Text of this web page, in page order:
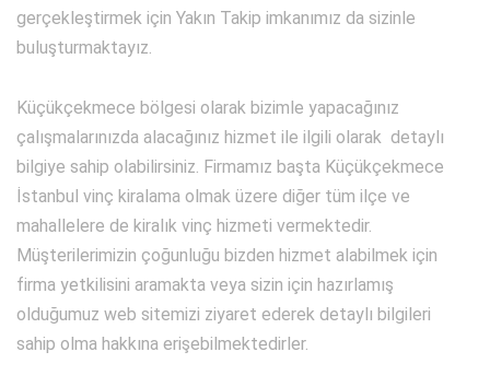
gerçekleştirmek için Yakın Takip imkanımız da sizinle
buluşturmaktayız.
Küçükçekmece bölgesi olarak bizimle yapacağınız
çalışmalarınızda alacağınız hizmet ile ilgili olarak detaylı
bilgiye sahip olabilirsiniz. Firmamız başta Küçükçekmece
İstanbul vinç kiralama olmak üzere diğer tüm ilçe ve
mahallelere de kiralık vinç hizmeti vermektedir.
Müşterilerimizin çoğunluğu bizden hizmet alabilmek için
firma yetkilisini aramakta veya sizin için hazırlamış
olduğumuz web sitemizi ziyaret ederek detaylı bilgileri
sahip olma hakkına erişebilmektedirler.